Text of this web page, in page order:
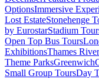
OptionsImmersive
Lost EstateStonehenge
by EurostarStadium
Open Top Bus Tours
ExhibitionsThames
Theme ParksGreenwich
Small Group ToursDay